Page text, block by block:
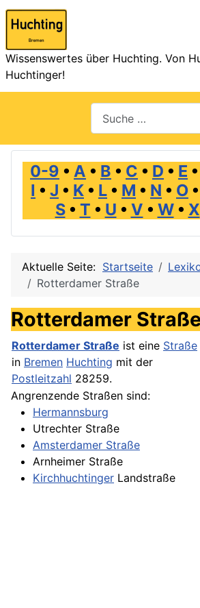
Wissenswertes über Huchting. Von
Huchtinger!
0-9 • A • B • C • D • E •
I • J • K • L • M • N • O •
S• T • U • V • W• X
Aktuelle Seite: Startseite
Rotterdamer Straße
Rotterdamer Straße
Rotterdamer Straße ist eine Straße
in Bremen Huchting mit der
Postleitzahl 28259.
Angrenzende Straßen sind:
Hermannsburg
Utrechter Straße
Amsterdamer Straße
Arnheimer Straße
Kirchhuchtinger Landstraße